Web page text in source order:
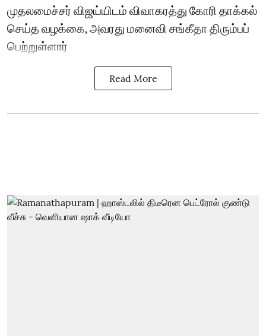
முதலமைச்சர் விஜய்யிடம் விவாகரத்து கோரி தாக்கல்
செய்த வழக்கை, அவரது மனைவி சங்கீதா திரும்பப்
பெற்றுள்ளார்
Read More